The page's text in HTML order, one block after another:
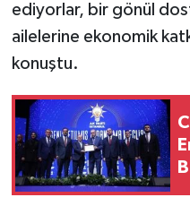
ediyorlar, bir gönül
ailelerine ekonomik
konuştu.